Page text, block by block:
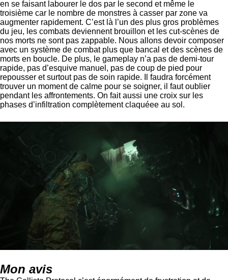
en se faisant labourer le dos par le second et même le
troisième car le nombre de monstres à casser par zone va
augmenter rapidement. C’est là l’un des plus gros problèmes
du jeu, les combats deviennent brouillon et les cut-scènes de
nos morts ne sont pas zappable. Nous allons devoir composer
avec un système de combat plus que bancal et des scènes de
morts en boucle. De plus, le gameplay n’a pas de demi-tour
rapide, pas d’esquive manuel, pas de coup de pied pour
repousser et surtout pas de soin rapide. Il faudra forcément
trouver un moment de calme pour se soigner, il faut oublier
pendant les affrontements. On fait aussi une croix sur les
phases d’infiltration complètement claquéee au sol.
Mon avis